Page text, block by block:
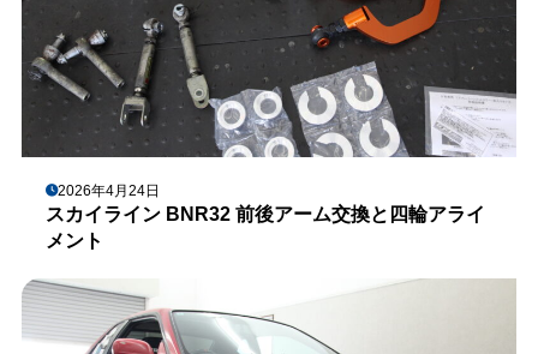
2026年4月24日
スカイライン BNR32 前後アーム交換と四輪アライ
メント